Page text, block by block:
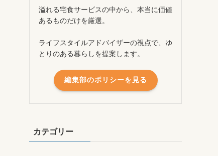
溢れる宅食サービスの中から、本当に価値
あるものだけを厳選。
ライフスタイルアドバイザーの視点で、ゆ
とりのある暮らしを提案します。
編集部のポリシーを見る
カテゴリー